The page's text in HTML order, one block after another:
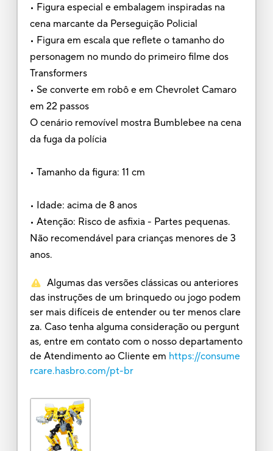
• Figura especial e embalagem inspiradas na
cena marcante da Perseguição Policial
• Figura em escala que reflete o tamanho do
personagem no mundo do primeiro filme dos
Transformers
• Se converte em robô e em Chevrolet Camaro
em 22 passos
O cenário removível mostra Bumblebee na cena
da fuga da polícia
• Tamanho da figura: 11 cm
• Idade: acima de 8 anos
• Atenção: Risco de asfixia - Partes pequenas.
Não recomendável para crianças menores de 3
anos.
Algumas das versões clássicas ou anteriores
das instruções de um brinquedo ou jogo podem
ser mais difíceis de entender ou ter menos clare
za. Caso tenha alguma consideração ou pergunt
as, entre em contato com o nosso departamento
de Atendimento ao Cliente em https://consume
rcare.hasbro.com/pt-br